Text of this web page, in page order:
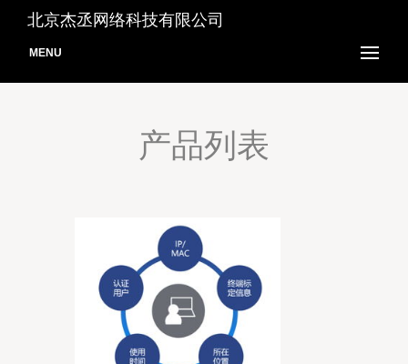
北京杰丞网络科技有限公司
MENU
产品列表